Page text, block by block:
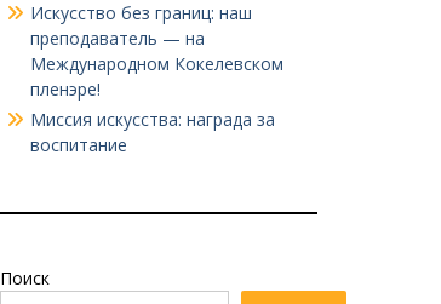
Искусство без границ: наш
преподаватель — на
Международном Кокелевском
пленэре!
Миссия искусства: награда за
воспитание
Поиск